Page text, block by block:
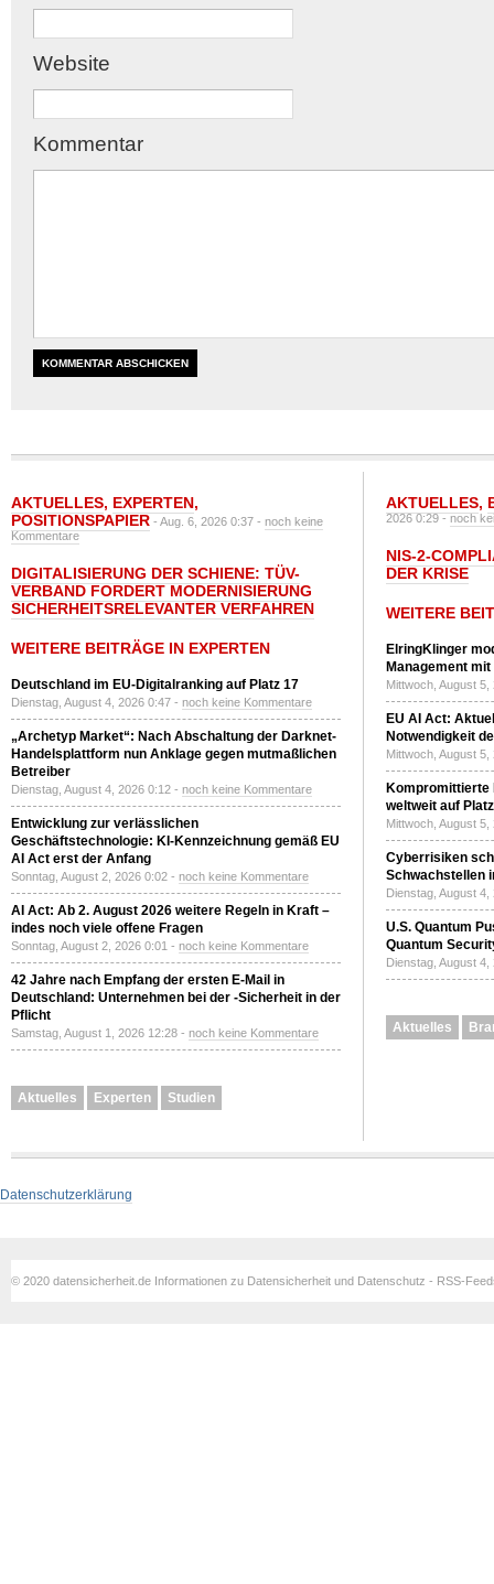
Website
Kommentar
AKTUELLES, EXPERTEN,
POSITIONSPAPIER - Aug. 6, 2026 0:37 - noch keine
Kommentare
DIGITALISIERUNG DER SCHIENE: TÜV-
VERBAND FORDERT MODERNISIERUNG
SICHERHEITSRELEVANTER VERFAHREN
WEITERE BEITRÄGE IN EXPERTEN
Deutschland im EU-Digitalranking auf Platz 17
Dienstag, August 4, 2026 0:47 - noch keine Kommentare
„Archetyp Market“: Nach Abschaltung der Darknet-
Handelsplattform nun Anklage gegen mutmaßlichen
Betreiber
Dienstag, August 4, 2026 0:12 - noch keine Kommentare
Entwicklung zur verlässlichen
Geschäftstechnologie: KI-Kennzeichnung gemäß EU
AI Act erst der Anfang
Sonntag, August 2, 2026 0:02 - noch keine Kommentare
AI Act: Ab 2. August 2026 weitere Regeln in Kraft –
indes noch viele offene Fragen
Sonntag, August 2, 2026 0:01 - noch keine Kommentare
42 Jahre nach Empfang der ersten E-Mail in
Deutschland: Unternehmen bei der -Sicherheit in der
Pflicht
Samstag, August 1, 2026 12:28 - noch keine Kommentare
Aktuelles Experten Studien
AKTUELLES,
2026 0:29 -noch
NIS-2-
DER KRISE
WEITERE
ElringKlinger
Management
Mittwoch, August
EU AI Act:
Notwendigkeit
Mittwoch, August
Kompromittierte
weltweit auf
Mittwoch, August
Cyberrisiken
Schwachstellen
Dienstag, August
U.S. Quantum
Quantum
Dienstag, August
Aktuelles
Datenschutzerklärung
© 2020 datensicherheit.de Informationen zu Datensicherheit und Datenschutz - RSS-